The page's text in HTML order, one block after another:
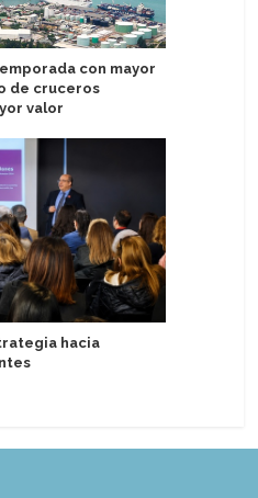
con mayor
de cruceros
valor
hacia